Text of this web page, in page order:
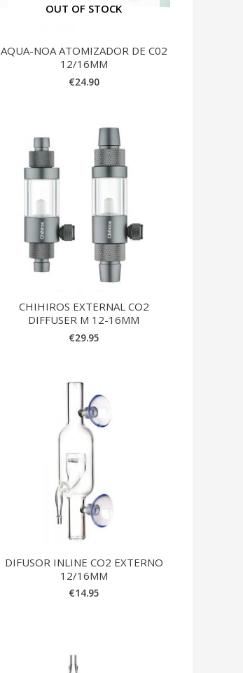
OUT OF STOCK
AQUA-NOA ATOMIZADOR DE C02
12/16MM
€24.90
CHIHIROS EXTERNAL CO2
DIFFUSER M 12-16MM
€29.95
DIFUSOR INLINE CO2 EXTERNO
12/16MM
€14.95